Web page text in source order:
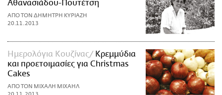
Αθανασιάδου-Πουτέτση
ΑΠΟ ΤΟΝ ΔΗΜΗΤΡΗ ΚΥΡΙΑΖΗ
20.11.2013
Ημερολόγια Κουζίνας
Κρεμμύδια
και προετοιμασίες για Christmas
Cakes
ΑΠΟ ΤΟΝ ΜΙΧΑΛΗ ΜΙΧΑΗΛ